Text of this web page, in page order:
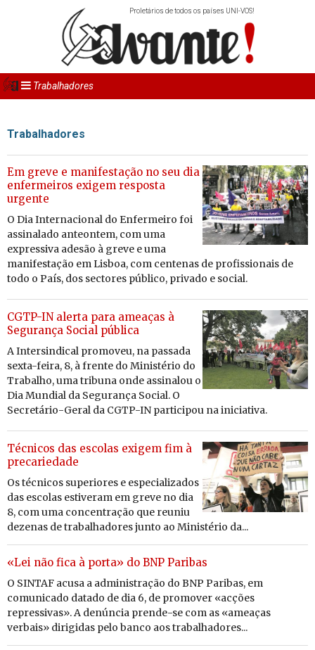
Proletários de todos os países UNI-VOS!
Trabalhadores
Trabalhadores
Em greve e manifestação no seu dia
enfermeiros exigem resposta
urgente
O Dia In­ter­na­ci­onal do En­fer­meiro foi
as­si­na­lado an­te­ontem, com uma
ex­pres­siva adesão à greve euma
ma­ni­fes­tação em Lisboa, com cen­tenas de pro­fis­si­o­nais de
todo o País, dos sec­tores pú­blico, pri­vado e so­cial.
CGTP-IN alerta para ameaças à
Segurança Social pública
AIn­ter­sin­dical pro­moveu, na pas­sada
sexta-feira, 8, à frente do Mi­nis­tério do
Tra­balho, uma tri­buna onde as­si­nalou o
Dia Mun­dial da Se­gu­rança So­cial. O
Se­cre­tário-Geral da CGTP-IN par­ti­cipou na ini­ci­a­tiva.
Técnicos das escolas exigem fim à
precariedade
Os técnicos superiores e especializados
das escolas estiveram em greve no dia
8, com uma concentração que reuniu
dezenas de trabalhadores junto ao Ministério da...
«Lei não fica à porta» do BNP Paribas
O SINTAF acusa a administração do BNP Paribas, em
comunicado datado de dia 6, de promover «acções
repressivas». A denúncia prende-se com as «ameaças
verbais» dirigidas pelo banco aos trabalhadores...